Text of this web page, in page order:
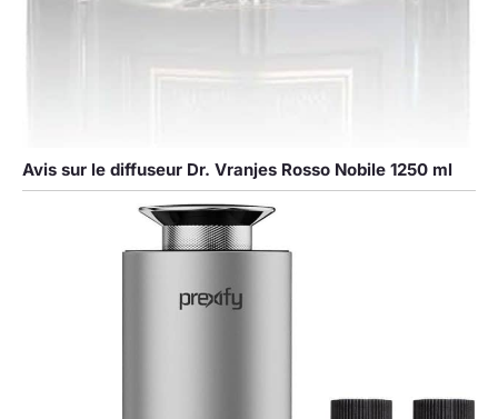
Avis sur le diffuseur Dr. Vranjes Rosso Nobile 1250 ml